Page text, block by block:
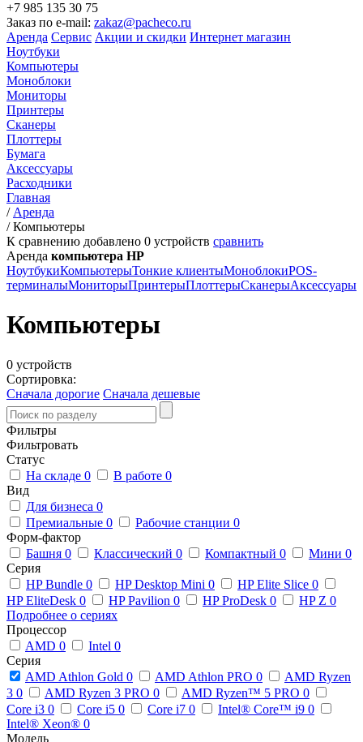
+7 985 135 30 75
Заказ по e-mail: zakaz@pacheco.ru
Аренда Сервис Акции и скидки Интернет магазин
Ноутбуки
Компьютеры
Моноблоки
Мониторы
Принтеры
Сканеры
Плоттеры
Бумага
Аксессуары
Расходники
Главная
/ Аренда
/Компьютеры
К сравнению добавлено 0 устройств сравнить
Аренда компьютера HP
НоутбукиКомпьютерыТонкие клиентыМоноблокиPOS-
терминалыМониторыПринтерыПлоттерыСканерыАксессуары
Компьютеры
0 устройств
Сортировка:
Сначала дорогие Сначала дешевые
Фильтры
Фильтровать
Статус
На складе 0 В работе 0
Вид
Для бизнеса 0
Премиальные 0 Рабочие станции 0
Форм-фактор
Башня 0 Классический 0 Компактный 0 Мини 0
Серия
HP Bundle 0 HP Desktop Mini 0 HP Elite Slice 0
HP EliteDesk 0 HP Pavilion 0 HP ProDesk 0 HP Z 0
Подробнее о сериях
Процессор
AMD 0 Intel 0
Серия
AMD Athlon Gold 0 AMD Athlon PRO 0
AMD Ryzen
3 0 AMD Ryzen 3 PRO 0 AMD Ryzen™ 5 PRO 0
Core i3 0 Core i5 0 Core i7 0 Intel® Core™ i9 0
Intel® Xeon® 0
Модель